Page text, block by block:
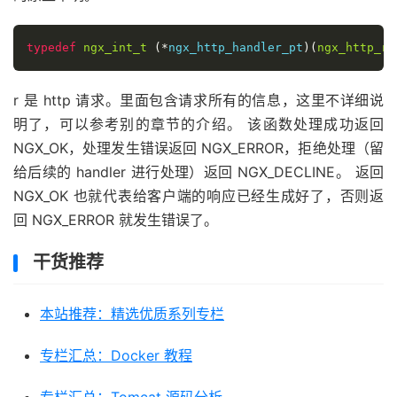
typedef ngx_int_t (*ngx_http_handler_pt )(
r 是 http 请求。里面包含请求所有的信息，这里不详细说
明了，可以参考别的章节的介绍。 该函数处理成功返回
NGX_OK，处理发生错误返回 NGX_ERROR，拒绝处理（留
给后续的 handler 进行处理）返回 NGX_DECLINE。 返回
NGX_OK 也就代表给客户端的响应已经生成好了，否则返
回 NGX_ERROR 就发生错误了。
干货推荐
本站推荐：精选优质系列专栏
专栏汇总：Docker 教程